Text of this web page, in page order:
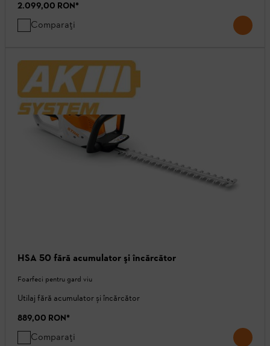
2.099,00 RON*
Comparați
HSA 50 fără acumulator şi încărcător
Foarfeci pentru gard viu
Utilaj fără acumulator și încărcător
889,00 RON*
Comparați